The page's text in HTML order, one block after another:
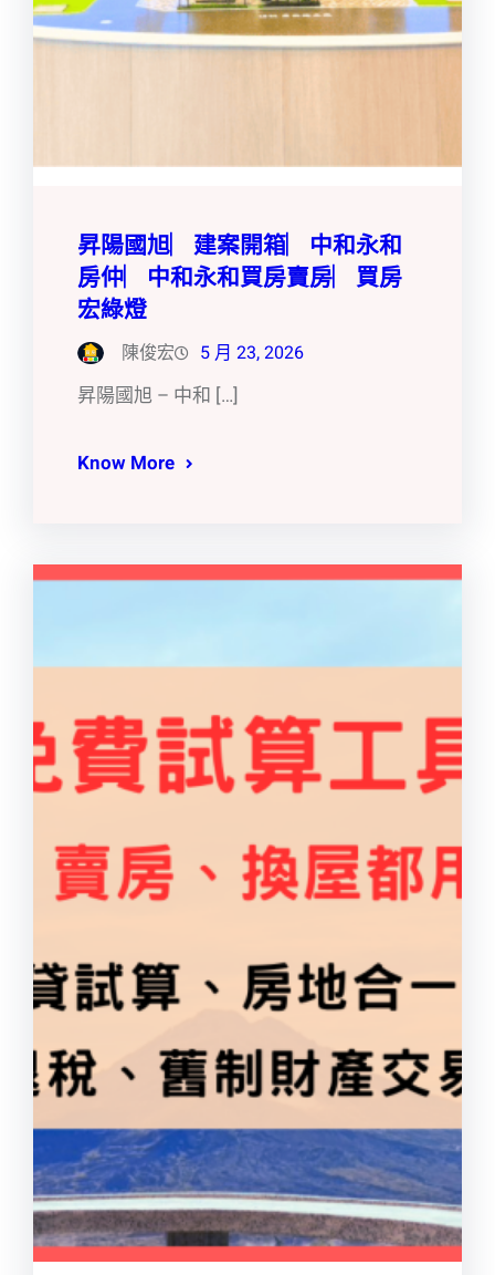
昇陽國旭︳建案開箱︳中和永和
房仲︳中和永和買房賣房︳買房
宏綠燈
陳俊宏 5 月 23, 2026
昇陽國旭 – 中和 […]
Know More